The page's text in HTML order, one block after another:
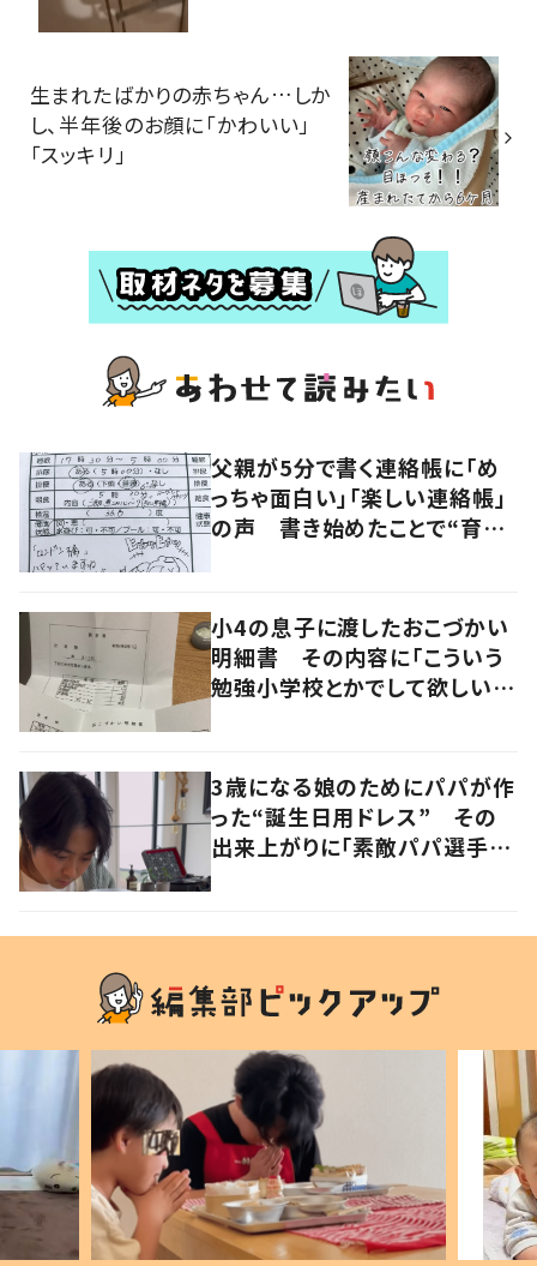
生まれたばかりの赤ちゃん…しか
し、半年後のお顔に「かわいい」
「スッキリ」
父親が5分で書く連絡帳に「め
っちゃ面白い」「楽しい連絡帳」
の声 書き始めたことで“育児
小4の息子に渡したおこづかい
明細書 その内容に「こういう
勉強小学校とかでして欲しい」
3歳になる娘のためにパパが作
った“誕生日用ドレス” その
出来上がりに「素敵パパ選手権